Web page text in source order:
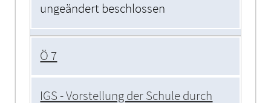
ungeändert beschlossen
Ö 7
IGS - Vorstellung der Schule durch